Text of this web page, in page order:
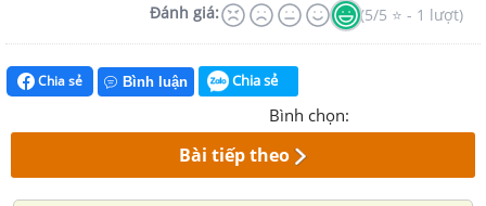
Đánh giá: (5/5 ⭐ - 1 lượt)
Chia sẻ Bình luận Chia sẻ
Bình chọn:
Bài tiếp theo